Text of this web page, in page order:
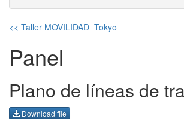
<< Taller MOVILIDAD_Tokyo
Panel
Plano de líneas de
Download file